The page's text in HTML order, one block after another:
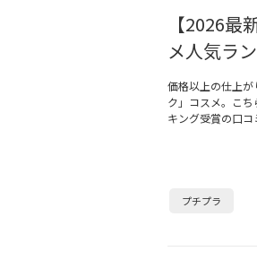
【2026
メ人気ラ
価格以上の仕上
ク」コスメ。こ
キング受賞の口
プチプラ